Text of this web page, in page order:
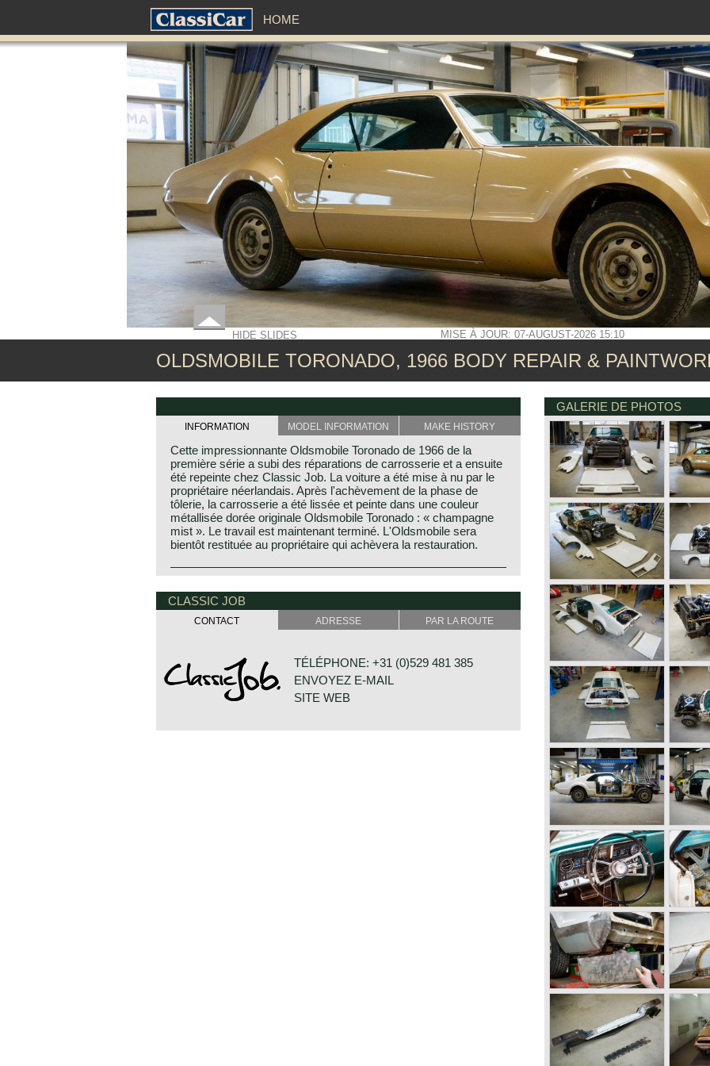
HOME
HIDE SLIDES MISE À JOUR: 07-AUGUST-2026 15:10
OLDSMOBILE TORONADO, 1966 BODY REPAIR &
INFORMATION MODEL INFORMATION MAKE HISTORY
Cette impressionnante Oldsmobile Toronado de 1966 de la
première série a subi des réparations de carrosserie et a ensuite
été repeinte chez Classic Job. La voiture a été mise à nu par le
propriétaire néerlandais. Après l'achèvement de la phase de
tôlerie, la carrosserie a été lissée et peinte dans une couleur
métallisée dorée originale Oldsmobile Toronado : « champagne
mist ». Le travail est maintenant terminé. L'Oldsmobile sera
bientôt restituée au propriétaire qui achèvera la restauration.
CLASSIC JOB
CONTACT ADRESSE PAR LA ROUTE
TÉLÉPHONE: +31 (0)529 481 385
ENVOYEZ E-MAIL
SITE WEB
GALERIE DE PHOTOS